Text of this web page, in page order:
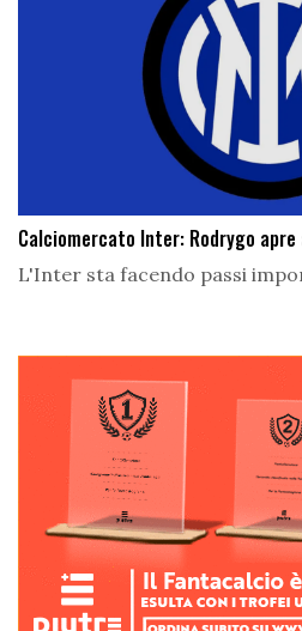
Calciomercato Inter: Rodrygo
L'Inter sta facendo passi